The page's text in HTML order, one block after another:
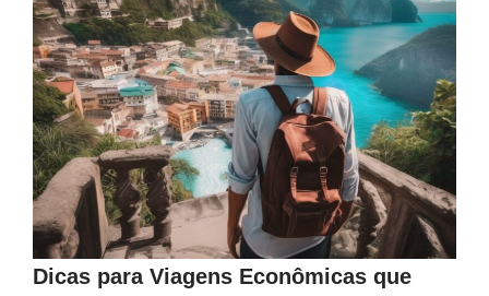
Dicas para Viagens Econômicas que